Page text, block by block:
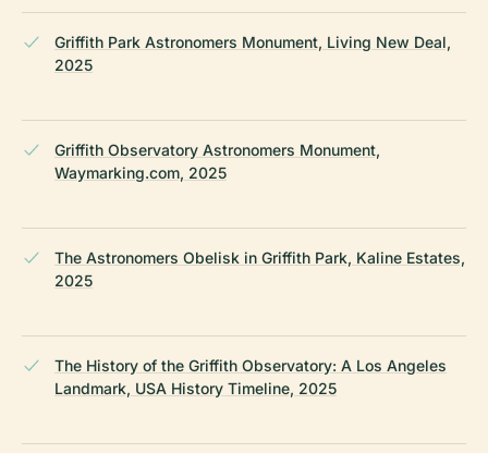
Griffith Park Astronomers Monument, Living New Deal,
2025
Griffith Observatory Astronomers Monument,
Waymarking.com, 2025
The Astronomers Obelisk in Griffith Park, Kaline Estates,
2025
The History of the Griffith Observatory: A Los Angeles
Landmark, USA History Timeline, 2025